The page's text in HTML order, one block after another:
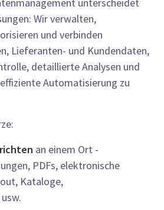
unterscheidet
Wir verwalten,
und verbinden
Lieferanten- und Kundendaten,
detaillierte Analysen und
Automatisierung zu
an einem Ort -
PDFs, elektronische
Kataloge,